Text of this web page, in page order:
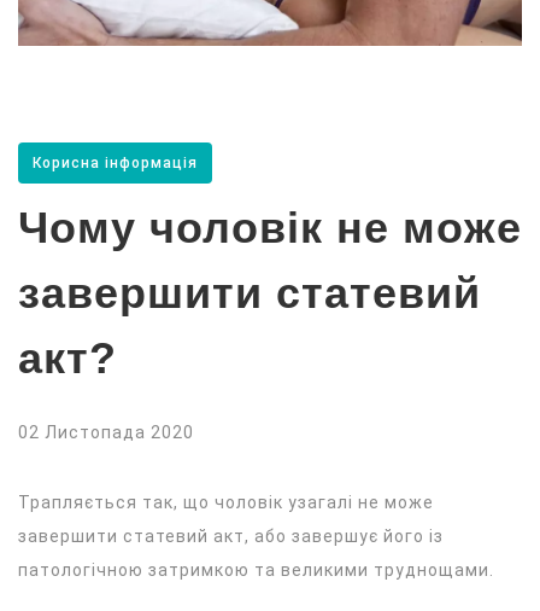
Корисна інформація
Чому чоловік не може
завершити статевий
акт?
02 Листопада 2020
Трапляється так, що чоловік узагалі не може
завершити статевий акт, або завершує його із
патологічною затримкою та великими труднощами.